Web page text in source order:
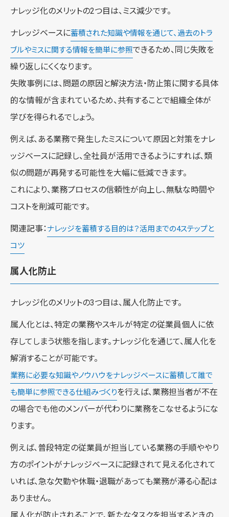
ナレッジ化のメリットの2つ目は、ミス減少です。
ナレッジベースに蓄積された知識や情報を通じて、過去のトラ
ブルやミスに関する情報を簡単に参照できるため、同じ失敗を
繰り返しにくくなります。
失敗事例には、問題の原因と解決方法・防止策に関する具体
的な情報が含まれているため、共有することで組織全体が
学びを得られるでしょう。
例えば、ある業務で発生したミスについて原因と対策をナレ
ッジベースに記録し、全社員が活用できるようにすれば、類
似の問題が再発する可能性を大幅に低減できます。
これにより、業務プロセスの信頼性が向上し、無駄な時間や
コストを削減可能です。
関連記事： ナレッジを蓄積する目的は？活用までの4ステップと
コツ
属人化防止
ナレッジ化のメリットの3つ目は、属人化防止です。
属人化とは、特定の業務やスキルが特定の従業員個人に依
存してしまう状態を指します。ナレッジ化を通じて、属人化を
解消することが可能です。
業務に必要な知識やノウハウをナレッジベースに蓄積して誰で
も簡単に参照できる仕組みづくりを行えば、業務担当者が不在
の場合でも他のメンバーが代わりに業務をこなせるようにな
ります。
例えば、普段特定の従業員が担当している業務の手順ややり
方のポイントがナレッジベースに記録されて見える化されて
いれば、急な欠勤や休職・退職があっても業務が滞る心配は
ありません。